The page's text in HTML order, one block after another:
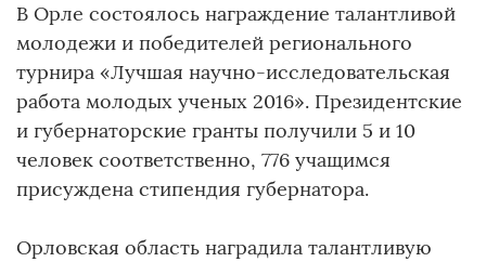
В Орле состоялось награждение талантливой
молодежи и победителей регионального
турнира «Лучшая научно-исследовательская
работа молодых ученых 2016». Президентские
и губернаторские гранты получили 5 и 10
человек соответственно, 776 учащимся
присуждена стипендия губернатора.
Орловская область наградила талантливую